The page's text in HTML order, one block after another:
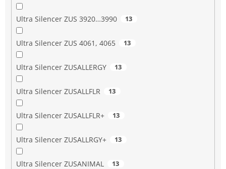
Ultra Silencer ZUS 3920…3990 13
Ultra Silencer ZUS 4061, 4065 13
Ultra Silencer ZUSALLERGY 13
Ultra Silencer ZUSALLFLR 13
Ultra Silencer ZUSALLFLR+ 13
Ultra Silencer ZUSALLRGY+ 13
Ultra Silencer ZUSANIMAL 13